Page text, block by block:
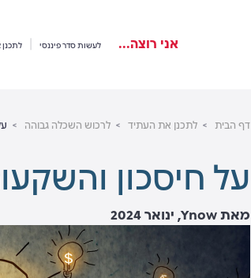
אני רוצה... לעשות סדר פיננסי
דף הבית לתכנן את העתיד לרכוש השכלה גבוהה
על חיסכון
מאת Ynow, ינואר 2024